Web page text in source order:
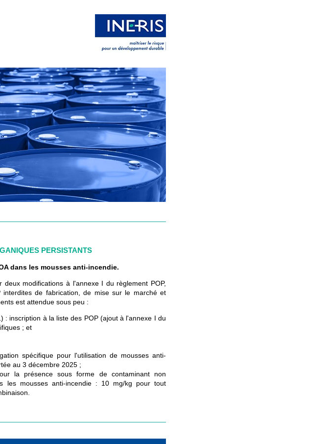
PERSISTANTS
dans les mousses anti-incendie.
modifications à l'annexe I du règlement POP,
de fabrication, de mise sur le marché et
est attendue sous peu :
: inscription à la liste des POP (ajout à l'annexe I du
; et
spécifique pour l'utilisation de mousses anti-
au 3 décembre 2025 ;
la présence sous forme de contaminant non
les mousses anti-incendie : 10 mg/kg pour tout